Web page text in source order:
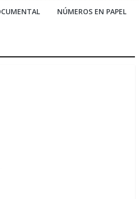
NÚMEROS EN PAPEL